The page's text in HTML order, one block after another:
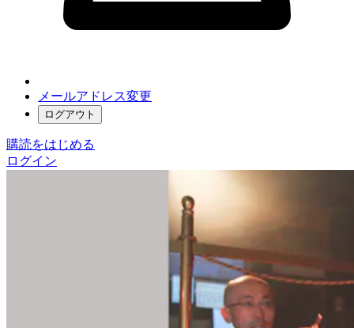
メールアドレス変更
ログアウト
購読をはじめる
ログイン